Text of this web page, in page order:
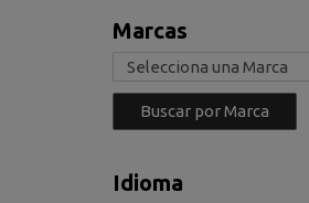
Marcas
Idioma